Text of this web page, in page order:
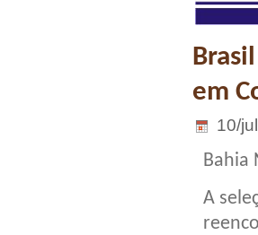
em
10/
Bahia
A